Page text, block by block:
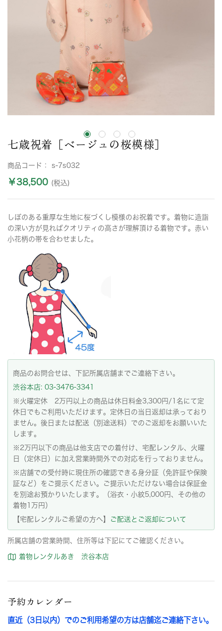
七歳祝着［ベージュの桜模様］
商品コード： s-7s032
￥38,500 (税込)
しぼのある重厚な生地に桜づくし模様のお祝着です。着物に造詣
の深い方が見ればクオリティの高さが理解頂ける着物です。赤い
小花柄の帯を合わせました。
商品のお問合せは、下記所属店舗までご連絡下さい。
渋谷本店: 03-3476-3341
※火曜定休 2万円以上の商品は休日料金3,300円/1名にて定
休日でもご利用いただけます。定休日の当日返却は承っており
ません。後日または配送（別途送料）でのご返却をお願いいた
します。
※2万円以下の商品は他支店での着付け、宅配レンタル、火曜
日（定休日）に加え営業時間外での対応を行っておりません。
※店舗での受付時に現住所の確認できる身分証（免許証や保険
証など）をご提示ください。ご提示いただけない場合は保証金
を別途お預かりいたします。（浴衣・小紋5,000円、その他の
着物1万円）
【宅配レンタルご希望の方へ】
ご配送とご返却について
所属店舗の営業時間、住所等は下記にてご確認ください。
着物レンタルあき 渋谷本店
予約カレンダー
直近（3日以内）でのご利用希望の方は店舗迄ご連絡下さい。